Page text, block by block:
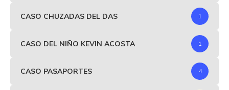
CASO CHUZADAS DEL DAS 1
CASO DEL NIÑO KEVIN ACOSTA 1
CASO PASAPORTES 4